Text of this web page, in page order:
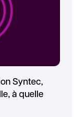
Syntec,
à quelle